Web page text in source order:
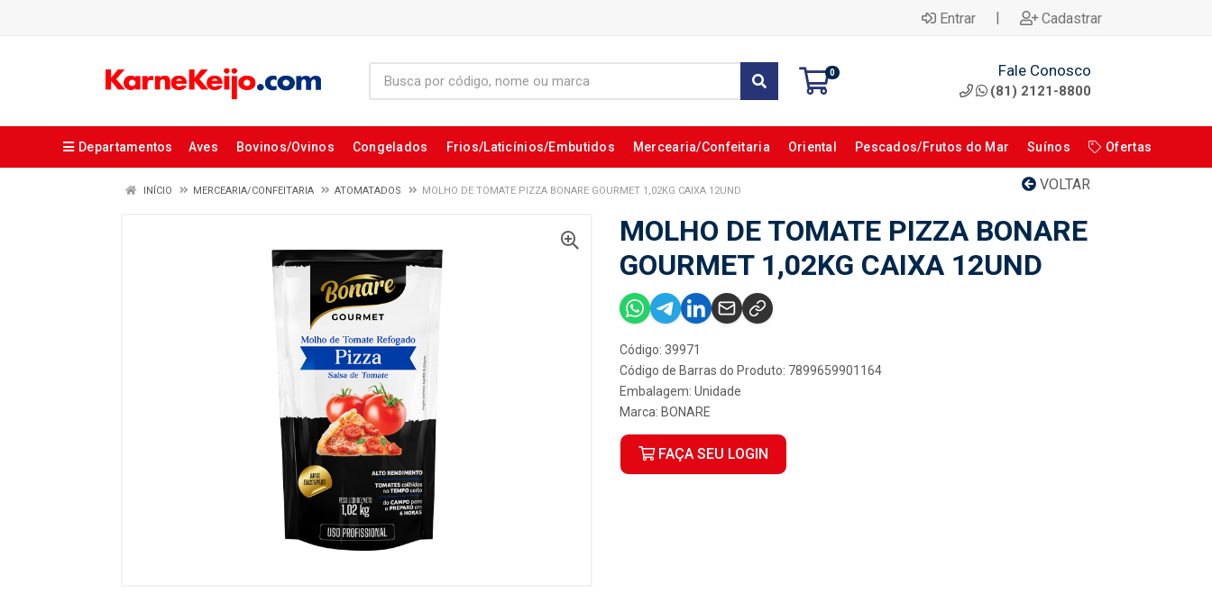
Entrar | Cadastrar
0 Fale Conosco
(81) 2121-8800
Departamentos Aves Bovinos/Ovinos Congelados Frios/Laticínios/Embutidos Mercearia/Confeitaria Oriental Pescados/Frutos do Mar Suínos Ofertas
VOLTAR
INÍCIO MERCEARIA/CONFEITARIA ATOMATADOS MOLHO DE TOMATE PIZZA BONARE GOURMET 1,02KG CAIXA 12UND
MOLHO DE TOMATE PIZZA BONARE
GOURMET 1,02KG CAIXA 12UND
Código: 39971
Código de Barras do Produto: 7899659901164
Embalagem: Unidade
Marca: BONARE
FAÇA SEU LOGIN